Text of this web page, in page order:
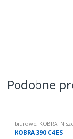
Podobne
biurowe, KOBRA,
390
KOBRA 390 C4 ES